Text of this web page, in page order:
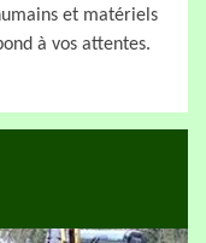
et matériels
à vos attentes.